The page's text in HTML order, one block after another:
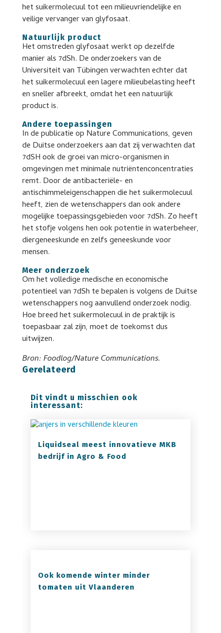
het suikermolecuul tot een milieuvriendelijke en
veilige vervanger van glyfosaat.
Natuurlijk product
Het omstreden glyfosaat werkt op dezelfde
manier als 7dSh. De onderzoekers van de
Universiteit van Tübingen verwachten echter dat
het suikermolecuul een lagere milieubelasting heeft
en sneller afbreekt, omdat het een natuurlijk
product is.
Andere toepassingen
In de publicatie op Nature Communications, geven
de Duitse onderzoekers aan dat zij verwachten dat
7dSH ook de groei van micro-organismen in
omgevingen met minimale nutriëntenconcentraties
remt. Door de antibacteriële- en
antischimmeleigenschappen die het suikermolecuul
heeft, zien de wetenschappers dan ook andere
mogelijke toepassingsgebieden voor 7dSh. Zo heeft
het stofje volgens hen ook potentie in waterbeheer,
diergeneeskunde en zelfs geneeskunde voor
mensen.
Meer onderzoek
Om het volledige medische en economische
potentieel van 7dSh te bepalen is volgens de Duitse
wetenschappers nog aanvullend onderzoek nodig.
Hoe breed het suikermolecuul in de praktijk is
toepasbaar zal zijn, moet de toekomst dus
uitwijzen.
Bron: Foodlog/Nature Communications.
Gerelateerd
Dit vindt u misschien ook
interessant:
Liquidseal meest innovatieve MKB
bedrijf in Agro & Food
Ook komende winter minder
tomaten uit Vlaanderen